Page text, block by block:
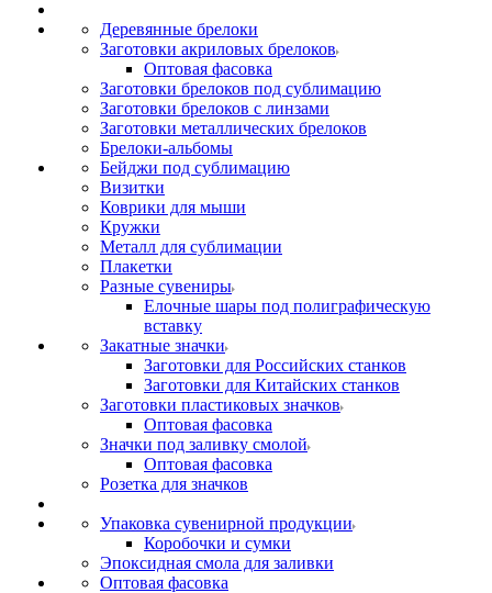
Деревянные брелоки
Заготовки акриловых брелоков
Оптовая фасовка
Заготовки брелоков под сублимацию
Заготовки брелоков с линзами
Заготовки металлических брелоков
Брелоки-альбомы
Бейджи под сублимацию
Визитки
Коврики для мыши
Кружки
Металл для сублимации
Плакетки
Разные сувениры
Елочные шары под полиграфическую
вставку
Закатные значки
Заготовки для Российских станков
Заготовки для Китайских станков
Заготовки пластиковых значков
Оптовая фасовка
Значки под заливку смолой
Оптовая фасовка
Розетка для значков
Упаковка сувенирной продукции
Коробочки и сумки
Эпоксидная смола для заливки
Оптовая фасовка